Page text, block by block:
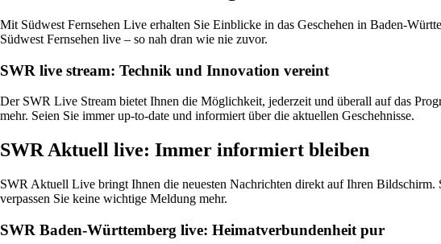
Mit Südwest Fernsehen Live erhalten Sie Einblicke in das Geschehen in Baden-
Südwest Fernsehen live – so nah dran wie nie zuvor.
SWR live stream: Technik und Innovation vereint
Der SWR Live Stream bietet Ihnen die Möglichkeit, jederzeit und überall auf das
mehr. Seien Sie immer up-to-date und informiert über die aktuellen Geschehnisse.
SWR Aktuell live: Immer informiert bleiben
SWR Aktuell Live bringt Ihnen die neuesten Nachrichten direkt auf Ihren
verpassen Sie keine wichtige Meldung mehr.
SWR Baden-Württemberg live: Heimatverbundenheit pur